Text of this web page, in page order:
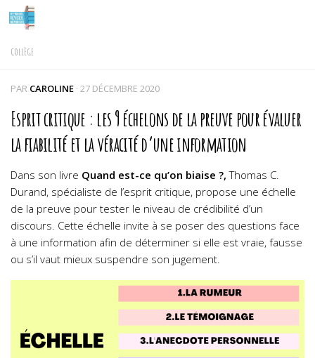
Skip to content
COLLÈGE
PAR CAROLINE · 27 DÉCEMBRE 2020
Esprit critique : les 9 échelons de la preuve pour évaluer
la fiabilité et la véracité d’une information
Dans son livre Quand est-ce qu’on biaise ?, Thomas C.
Durand, spécialiste de l’esprit critique, propose une échelle
de la preuve pour tester le niveau de crédibilité d’un
discours. Cette échelle invite à se poser des questions face
à une information afin de déterminer si elle est vraie, fausse
ou s’il vaut mieux suspendre son jugement.